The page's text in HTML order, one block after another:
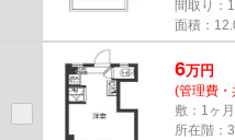
間取り：
面積：
6万円
(管理費
敷：1ヶ
所在階：